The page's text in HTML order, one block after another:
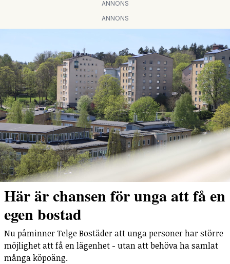
ANNONS
ANNONS
Här är chansen för unga att få en
egen bostad
Nu påminner Telge Bostäder att unga personer har större
möjlighet att få en lägenhet - utan att behöva ha samlat
många köpoäng.